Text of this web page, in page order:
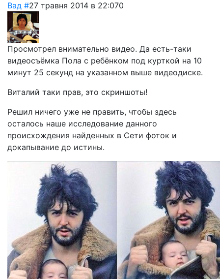
Вад #27 травня 2014 в 22:070
Просмотрел внимательно видео. Да есть-таки
видеосъёмка Пола с ребёнком под курткой на 10
минут 25 секунд на указанном выше видеодиске.
Виталий таки прав, это скриншоты!
Решил ничего уже не править, чтобы здесь
осталось наше исследование данного
происхождения найденных в Сети фоток и
докапывание до истины.